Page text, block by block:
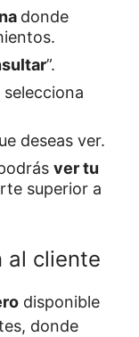
donde
”.
selecciona
deseas ver.
ver tu
superior a
al cliente
disponible
donde